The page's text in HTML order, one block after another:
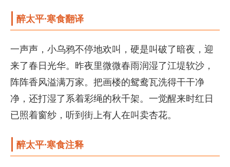
醉太平·寒食翻译
一声声，小乌鸦不停地欢叫，硬是叫破了暗夜，迎
来了春日光华。昨夜里微微春雨润湿了江堤软沙，
阵阵香风溢满万家。把画楼的鸳鸯瓦洗得干干净
净，还打湿了系着彩绳的秋千架。一觉醒来时红日
已照着窗纱，听到街上有人在叫卖杏花。
醉太平·寒食注释